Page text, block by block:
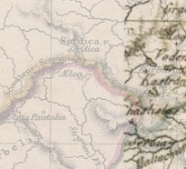
ή Αυγαία (Augiea) - Αρν
Αυγαία (Augiea) Θρακική πόλη